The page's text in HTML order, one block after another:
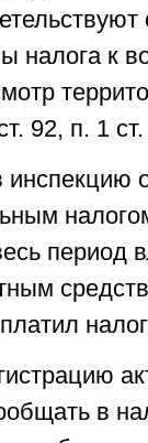
налога к
92, п. 1
период
в